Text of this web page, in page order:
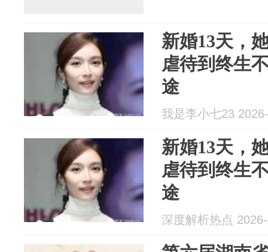
新婚13天，
虐待到终生
途
我是李小七23
新婚13天，
虐待到终生
途
深度解析热点